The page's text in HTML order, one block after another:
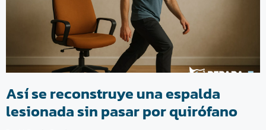
Así se reconstruye una espalda
lesionada sin pasar por quirófano